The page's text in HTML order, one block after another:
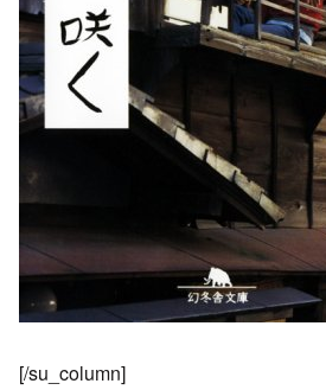
[/su_column]